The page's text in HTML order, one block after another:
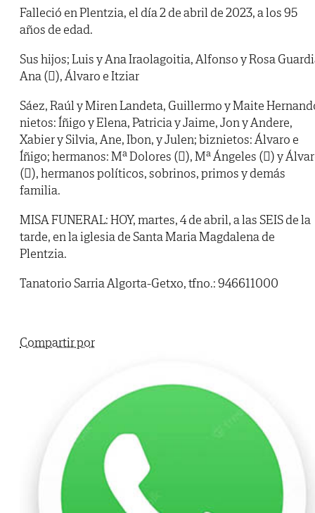
Falleció en Plentzia, el día 2 de abril de 2023, a los 95
años de edad.
Sus hijos; Luis y Ana Iraolagoitia, Alfonso y Rosa
Ana (), Álvaro e Itziar
Sáez, Raúl y Miren Landeta, Guillermo y Maite
nietos: Íñigo y Elena, Patricia y Jaime, Jon y Andere,
Xabier y Silvia, Ane, Ibon, y Julen; biznietos: Álvaro e
Íñigo; hermanos: Mª Dolores (), Mª Ángeles () y
(), hermanos políticos, sobrinos, primos y demás
familia.
MISA FUNERAL: HOY, martes, 4 de abril, a las SEIS de la
tarde, en la iglesia de Santa Maria Magdalena de
Plentzia.
Tanatorio Sarria Algorta-Getxo, tfno.: 946611000
Compartir por